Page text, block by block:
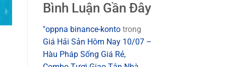
Bình Luận Gần Đây
"oppna binance-kontotrong
Giá Hải Sản Hôm Nay 10/07 –
Hàu Pháp Sống Giá Rẻ,